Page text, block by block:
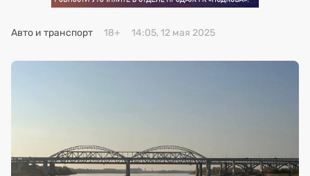
Авто и транспорт 18+ 14:05, 12 мая 2025